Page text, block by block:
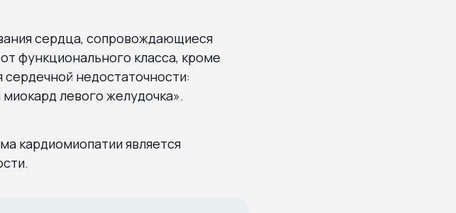
сердца, сопровождающиеся
функционального класса, кроме
сердечной недостаточности:
левого желудочка».
кардиомиопатии является